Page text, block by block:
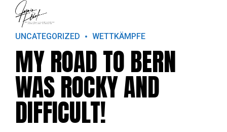
UNCATEGORIZED WETTKÄMPFE
MY ROAD TO BERN
WAS ROCKY AND
DIFFICULT!